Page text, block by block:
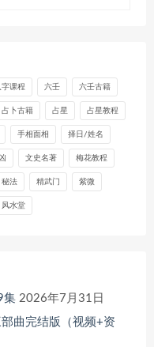
字课程 六壬 六壬古籍
占卜古籍 占星 占星教程
手相面相 择日/姓名
文史名著 梅花教程
秘法 精武门 紫微
风水堂
集 2026年7月31日
曲完结版（视频+资